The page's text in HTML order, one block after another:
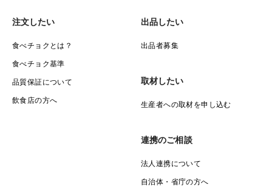
注文したい
食べチョクとは？
食べチョク基準
品質保証について
飲食店の方へ
出品したい
出品者募集
取材したい
生産者への取材を申し込む
連携のご相談
法人連携について
自治体・省庁の方へ